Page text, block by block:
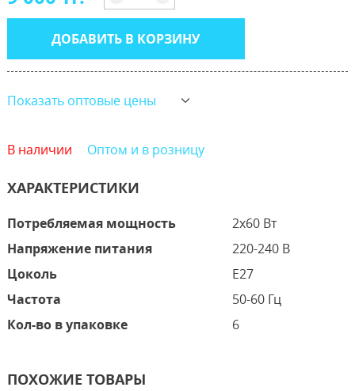
ДОБАВИТЬ В КОРЗИНУ
Показать оптовые цены
В наличии Оптом и в розницу
ХАРАКТЕРИСТИКИ
Потребляемая мощность
2х60 Вт
Напряжение питания
220-240 В
Цоколь
E27
Частота
50-60 Гц
Кол-во в упаковке
6
ПОХОЖИЕ ТОВАРЫ